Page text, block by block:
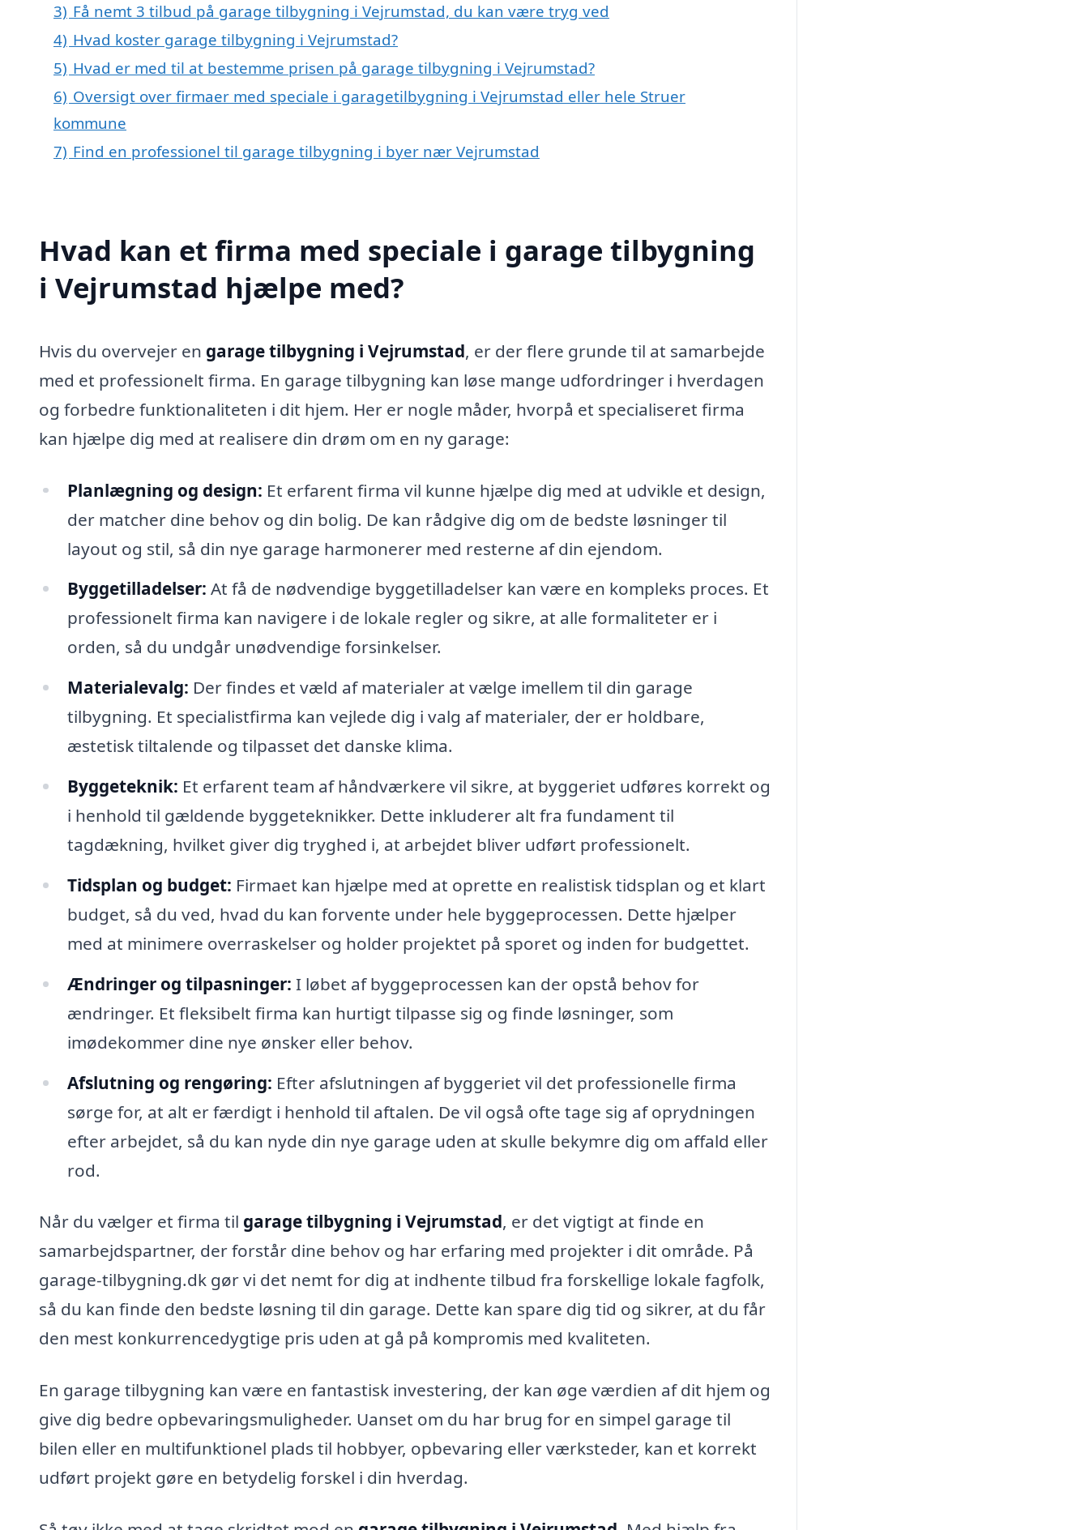
3) Få nemt 3 tilbud på garage tilbygning i Vejrumstad, du kan være tryg ved
4) Hvad koster garage tilbygning i Vejrumstad?
5) Hvad er med til at bestemme prisen på garage tilbygning i Vejrumstad?
6) Oversigt over firmaer med speciale i garagetilbygning i Vejrumstad eller hele Struer
kommune
7) Find en professionel til garage tilbygning i byer nær Vejrumstad
Hvad kan et firma med speciale i garage tilbygning
i Vejrumstad hjælpe med?
Hvis du overvejer en garage tilbygning i Vejrumstad, er der flere grunde til at samarbejde
med et professionelt firma. En garage tilbygning kan løse mange udfordringer i hverdagen
og forbedre funktionaliteten i dit hjem. Her er nogle måder, hvorpå et specialiseret firma
kan hjælpe dig med at realisere din drøm om en ny garage:
Planlægning og design: Et erfarent firma vil kunne hjælpe dig med at udvikle et design,
der matcher dine behov og din bolig. De kan rådgive dig om de bedste løsninger til
layout og stil, så din nye garage harmonerer med resterne af din ejendom.
Byggetilladelser: At få de nødvendige byggetilladelser kan være en kompleks proces. Et
professionelt firma kan navigere i de lokale regler og sikre, at alle formaliteter er i
orden, så du undgår unødvendige forsinkelser.
Materialevalg: Der findes et væld af materialer at vælge imellem til din garage
tilbygning. Et specialistfirma kan vejlede dig i valg af materialer, der er holdbare,
æstetisk tiltalende og tilpasset det danske klima.
Byggeteknik: Et erfarent team af håndværkere vil sikre, at byggeriet udføres korrekt og
i henhold til gældende byggeteknikker. Dette inkluderer alt fra fundament til
tagdækning, hvilket giver dig tryghed i, at arbejdet bliver udført professionelt.
Tidsplan og budget: Firmaet kan hjælpe med at oprette en realistisk tidsplan og et klart
budget, så du ved, hvad du kan forvente under hele byggeprocessen. Dette hjælper
med at minimere overraskelser og holder projektet på sporet og inden for budgettet.
Ændringer og tilpasninger: I løbet af byggeprocessen kan der opstå behov for
ændringer. Et fleksibelt firma kan hurtigt tilpasse sig og finde løsninger, som
imødekommer dine nye ønsker eller behov.
Afslutning og rengøring: Efter afslutningen af byggeriet vil det professionelle firma
sørge for, at alt er færdigt i henhold til aftalen. De vil også ofte tage sig af oprydningen
efter arbejdet, så du kan nyde din nye garage uden at skulle bekymre dig om affald eller
rod.
Når du vælger et firma til garage tilbygning i Vejrumstad, er det vigtigt at finde en
samarbejdspartner, der forstår dine behov og har erfaring med projekter i dit område. På
garage-tilbygning.dk gør vi det nemt for dig at indhente tilbud fra forskellige lokale fagfolk,
så du kan finde den bedste løsning til din garage. Dette kan spare dig tid og sikrer, at du får
den mest konkurrencedygtige pris uden at gå på kompromis med kvaliteten.
En garage tilbygning kan være en fantastisk investering, der kan øge værdien af dit hjem og
give dig bedre opbevaringsmuligheder. Uanset om du har brug for en simpel garage til
bilen eller en multifunktionel plads til hobbyer, opbevaring eller værksteder, kan et korrekt
udført projekt gøre en betydelig forskel i din hverdag.